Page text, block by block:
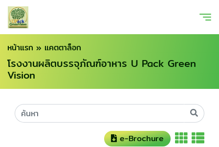
หน้าแรก » แคตตาล็อก
โรงงานผลิตบรรจุภัณฑ์อาหาร U Pack Green
Vision
e-Brochure